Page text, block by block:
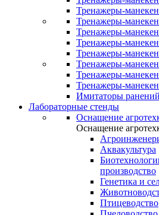
Тренажеры-
Тренажеры-
Тренажеры-
Тренажеры-
Тренажеры-
Тренажеры-
Тренажеры-
Тренажеры-
Имитаторы
Лабораторные стенды
Оснащение
Оснащение
Аквакультура
производство
Генетика и
Птицеводство